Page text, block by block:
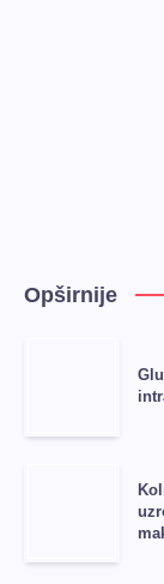
Opširnije